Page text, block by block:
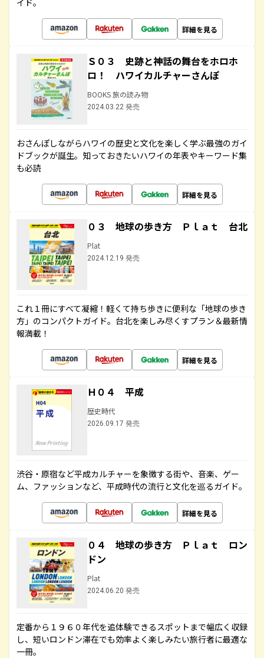
イド。
詳細を見る
Ｓ０３ 史跡と神話の舞台をホロホ
ロ！ ハワイカルチャーさんぽ
BOOKS 旅の読み物
2024.03.22 発売
おさんぽしながらハワイの歴史と文化を楽しく学ぶ最強のガイ
ドブックが誕生。知っておきたいハワイの年表やキーワード集
も必読
詳細を見る
０３ 地球の歩き方 Ｐｌａｔ 台北
Plat
2024.12.19 発売
これ１冊にすべて凝縮！軽くて持ち歩きに便利な「地球の歩き
方」のコンパクトガイド。台北を楽しみ尽くすプラン＆最新情
報満載！
詳細を見る
Ｈ０４ 平成
歴史時代
2026.09.17 発売
渋谷・原宿など平成カルチャーを象徴する街や、音楽、ゲー
ム、ファッションなど、平成時代の流行と文化を巡るガイド。
詳細を見る
０４ 地球の歩き方 Ｐｌａｔ ロン
ドン
Plat
2024.06.20 発売
定番から１９６０年代を追体験できるスポットまで幅広く収録
し、短いロンドン滞在でも効率よく楽しみたい旅行者に最適な
一冊。